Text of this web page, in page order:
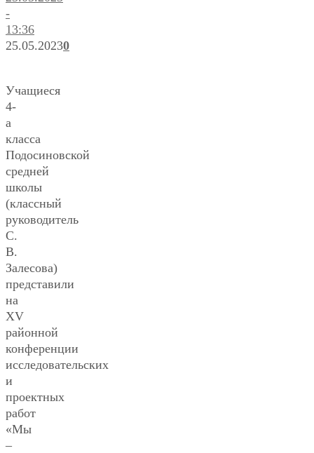
-
13:36
25.05.20230
Учащиеся
4-
а
класса
Подосиновской
средней
школы
(классный
руководитель
С.
В.
Залесова)
представили
на
XV
районной
конференции
исследовательских
и
проектных
работ
«Мы
–